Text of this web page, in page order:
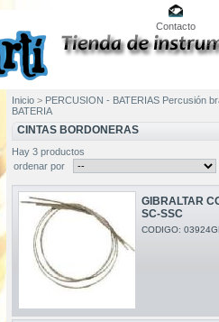
Contacto
Inicio > PERCUSION - BATERIAS Percusión
BATERIA
CINTAS BORDONERAS
Hay 3 productos
ordenar por
GIBRALTAR
SC-SSC
CODIGO: